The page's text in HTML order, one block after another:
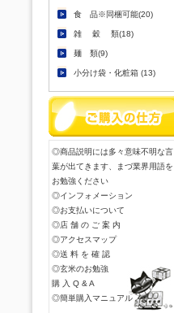
食 品※同梱可能(20)
雑 穀 類(18)
麺 類(9)
小分け袋・化粧箱 (13)
◎商品説明には多々意味不明な言
葉が出てきます、まづ業界用語を
お勉強ください
◎インフォメーション
◎お支払いについて
◎店 舗 の ご 案 内
◎アクセスマップ
◎送 料 を 確 認
◎玄米のお勉強
購 入 Q & A
◎簡単購入マニュアル